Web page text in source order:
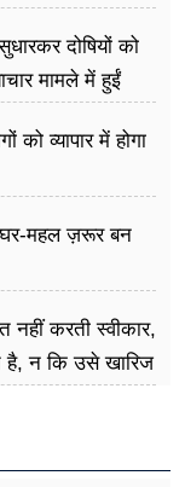
दोषियों को
मामले में हुईं
व्यापार में होगा
घर-महल ज़रूर बन
नहीं करती स्वीकार,
है, न कि उसे खारिज